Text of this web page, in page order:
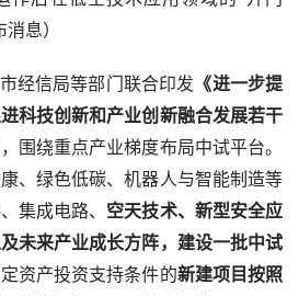
息）
经信局等部门联合印发 《进一步提
科技创新和产业创新融合发展若干
围绕重点产业梯度布局中试平台。
、绿色低碳、机器人与智能制造等
集成电路、 空天技术、新型安全应
未来产业成长方阵，建设一批中试
资产投资支持条件的新建项目按照